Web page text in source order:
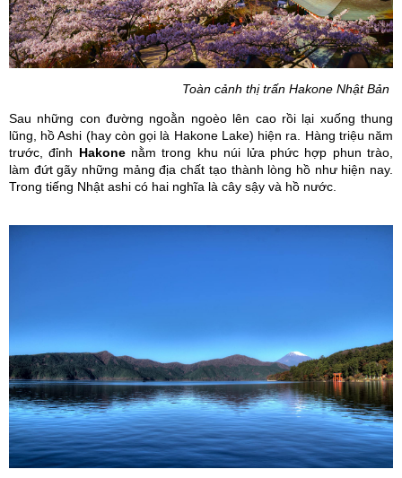
Toàn cảnh thị trấn Hakone Nhật Bản
Sau những con đường ngoằn ngoèo lên cao rồi lại xuống thung
lũng, hồ Ashi (hay còn gọi là Hakone Lake) hiện ra. Hàng triệu năm
trước, đỉnh Hakone nằm trong khu núi lửa phức hợp phun trào,
làm đứt gãy những mảng địa chất tạo thành lòng hồ như hiện nay.
Trong tiếng Nhật ashi có hai nghĩa là cây sậy và hồ nước.